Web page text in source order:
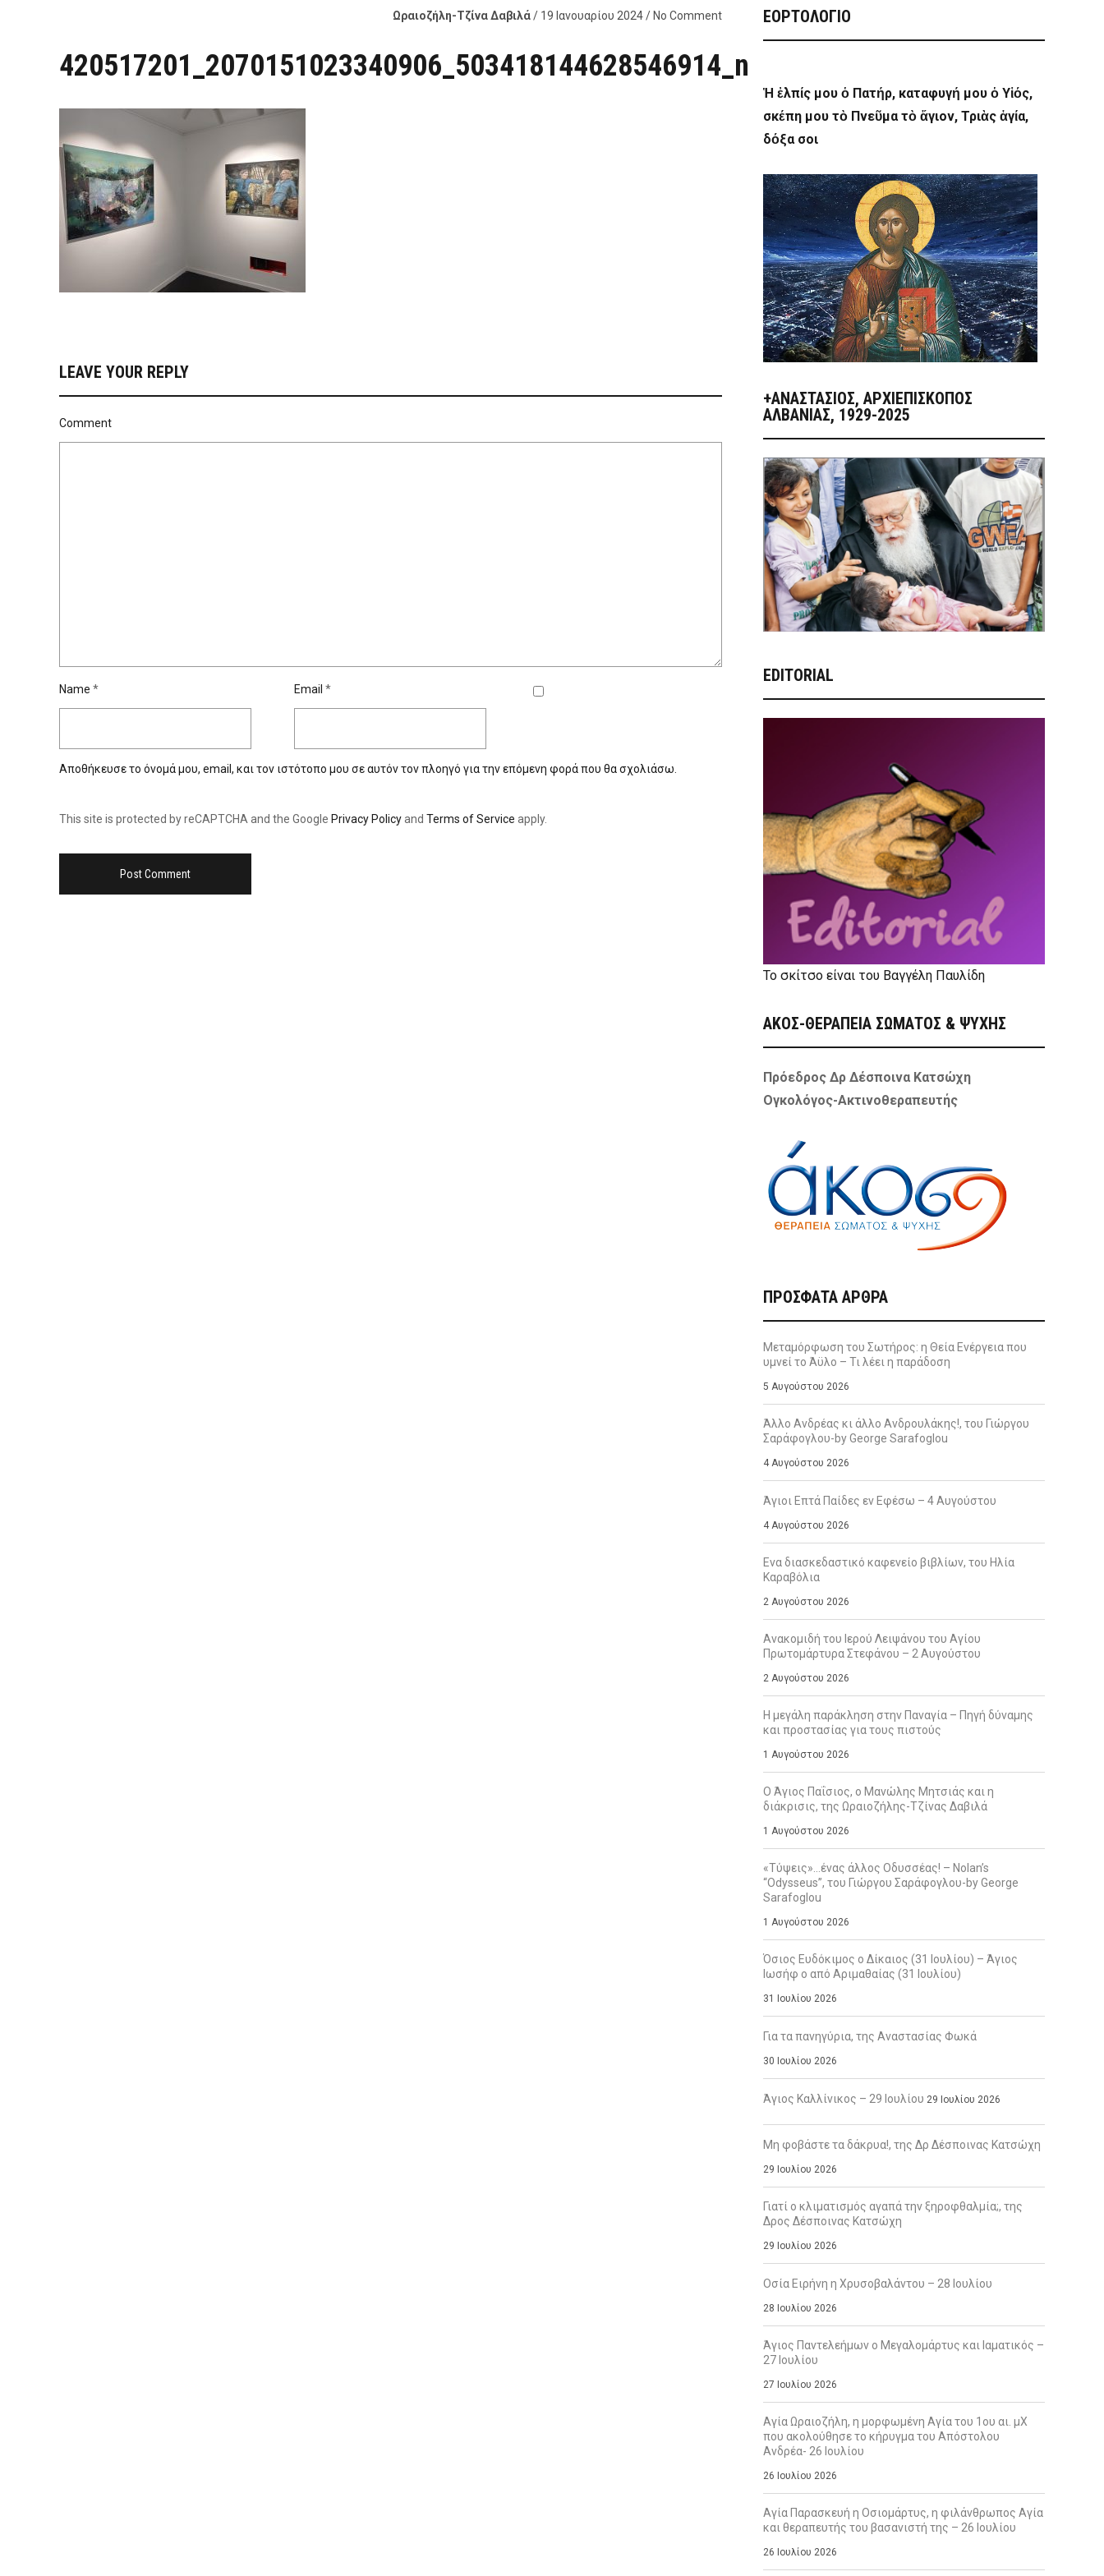
Ωραιοζήλη-Τζίνα Δαβιλά/ 19 Ιανουαρίου 2024 / No Comment
420517201_2070151023340906_503418144628546914_n
LEAVE YOUR REPLY
Comment
Name * Email *
Αποθήκευσε το όνομά μου, email, και τον ιστότοπο μου σε αυτόν τον πλοηγό για την επόμενη φορά που θα σχολιάσω.
This site is protected by reCAPTCHA and the Google Privacy Policyand Terms of Service apply.
ΕΟΡΤΟΛΟΓΙΟ
Ἡ ἐλπίς μου ὁ Πατήρ, καταφυγή μου ὁ Υἱός,
σκέπη μου τὸ Πνεῦμα τὸ ἅγιον, Τριὰς ἁγία,
δόξα σοι
+ΑΝΑΣΤΆΣΙΟΣ, ΑΡΧΙΕΠΊΣΚΟΠΟΣ
ΑΛΒΑΝΊΑΣ, 1929-2025
EDITORIAL
Το σκίτσο είναι του Βαγγέλη Παυλίδη
ΑΚΟΣ-ΘΕΡΑΠΕΙΑ ΣΩΜΑΤΟΣ & ΨΥΧΗΣ
Πρόεδρος Δρ Δέσποινα Κατσώχη
Ογκολόγος-Ακτινοθεραπευτής
ΠΡΌΣΦΑΤΑ ΆΡΘΡΑ
Μεταμόρφωση του Σωτήρος: η Θεία Ενέργεια που
υμνεί το Άϋλο – Τι λέει η παράδοση
5 Αυγούστου 2026
Άλλο Ανδρέας κι άλλο Ανδρουλάκης!, του Γιώργου
Σαράφογλου-by George Sarafoglou
4 Αυγούστου 2026
Άγιοι Επτά Παίδες εν Εφέσω – 4 Αυγούστου
4 Αυγούστου 2026
Ενα διασκεδαστικό καφενείο βιβλίων, του Ηλία
Καραβόλια
2 Αυγούστου 2026
Ανακομιδή του Ιερού Λειψάνου του Αγίου
Πρωτομάρτυρα Στεφάνου – 2 Αυγούστου
2 Αυγούστου 2026
Η μεγάλη παράκληση στην Παναγία – Πηγή δύναμης
και προστασίας για τους πιστούς
1 Αυγούστου 2026
Ο Άγιος Παΐσιος, ο Μανώλης Μητσιάς και η
διάκρισις, της Ωραιοζήλης-Τζίνας Δαβιλά
1 Αυγούστου 2026
«Τύψεις»…ένας άλλος Οδυσσέας! – Nolan’s
“Odysseus”, του Γιώργου Σαράφογλου-by George
Sarafoglou
1 Αυγούστου 2026
Όσιος Ευδόκιμος ο Δίκαιος (31 Ιουλίου) – Άγιος
Ιωσήφ ο από Αριμαθαίας (31 Ιουλίου)
31 Ιουλίου 2026
Για τα πανηγύρια, της Αναστασίας Φωκά
30 Ιουλίου 2026
Άγιος Καλλίνικος – 29 Ιουλίου 29 Ιουλίου 2026
Μη φοβάστε τα δάκρυα!, της Δρ Δέσποινας Κατσώχη
29 Ιουλίου 2026
Γιατί ο κλιματισμός αγαπά την ξηροφθαλμία;, της
Δρος Δέσποινας Κατσώχη
29 Ιουλίου 2026
Οσία Ειρήνη η Χρυσοβαλάντου – 28 Ιουλίου
28 Ιουλίου 2026
Άγιος Παντελεήμων ο Μεγαλομάρτυς και Ιαματικός –
27 Ιουλίου
27 Ιουλίου 2026
Αγία Ωραιοζήλη, η μορφωμένη Αγία του 1ου αι. μΧ
που ακολούθησε το κήρυγμα του Απόστολου
Ανδρέα- 26 Ιουλίου
26 Ιουλίου 2026
Αγία Παρασκευή η Οσιομάρτυς, η φιλάνθρωπος Αγία
και θεραπευτής του βασανιστή της – 26 Ιουλίου
26 Ιουλίου 2026